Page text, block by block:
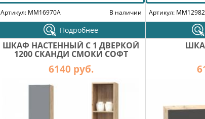
Артикул: MM16970A
В наличии
Подробнее
Артикул:
ШКАФ НАСТЕННЫЙ С 1 ДВЕРКОЙ
1200 СКАНДИ СМОКИ СОФТ
6140 руб.